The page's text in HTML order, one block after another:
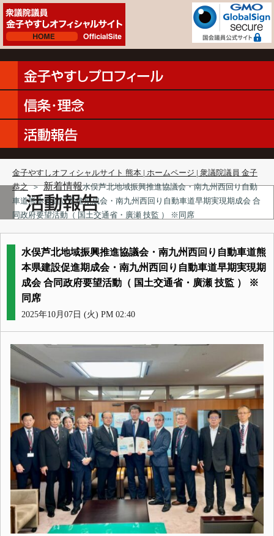
金子やすしオフィシャルサイト 熊本 | ホームページ | 衆議院議員 金子
恭之 ＞ 新着情報水俣芦北地域振興推進協議会・南九州西回り自動
車道熊本県建設促進期成会・南九州西回り自動車道早期実現期成会 合
同政府要望活動（ 国土交通省・廣瀬 技監 ） ※同席
水俣芦北地域振興推進協議会・南九州西回り自動車道熊
本県建設促進期成会・南九州西回り自動車道早期実現期
成会 合同政府要望活動（ 国土交通省・廣瀬 技監 ） ※
同席
2025年10月07日 (火) PM 02:40